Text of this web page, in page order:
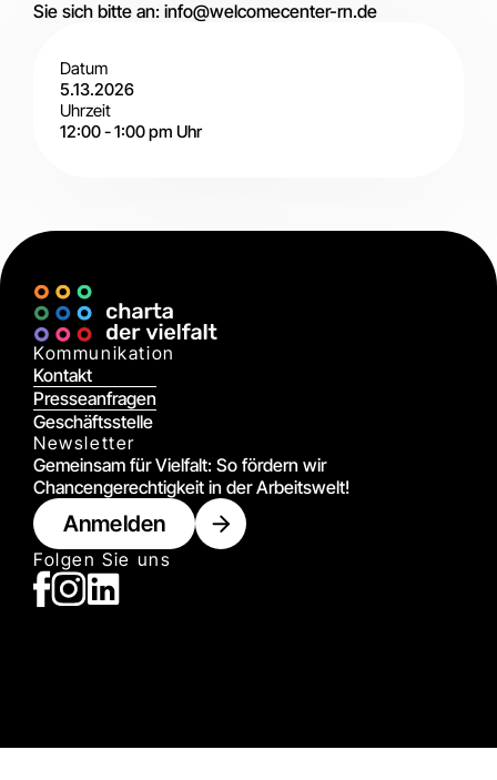
Sie sich bitte an: info@welcomecenter-rn.de
Datum
5.13.2026
Uhrzeit
12:00-1:00 pm Uhr
Digital
Kommunikation
Kontakt
Presseanfragen
Geschäftsstelle
Newsletter
Gemeinsam für Vielfalt: So fördern wir
Chancengerechtigkeit in der Arbeitswelt!
Anmelden
Folgen Sie uns